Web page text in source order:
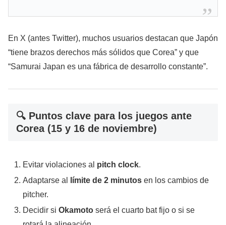
En X (antes Twitter), muchos usuarios destacan que Japón
“tiene brazos derechos más sólidos que Corea” y que
“Samurai Japan es una fábrica de desarrollo constante”.
🔍 Puntos clave para los juegos ante
Corea (15 y 16 de noviembre)
Evitar violaciones al pitch clock.
Adaptarse al
límite de 2 minutos en los cambios de
pitcher.
Decidir siOkamoto será el cuarto bat fijo o si se